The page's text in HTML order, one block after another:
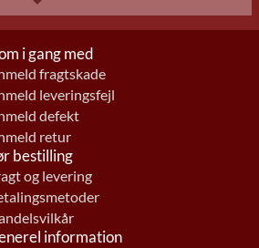
i gang med
fragtskade
leveringsfejl
defekt
retur
bestilling
og levering
information